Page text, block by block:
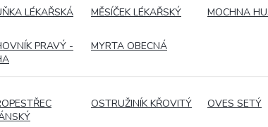
LÉKAŘSKÁ MĚSÍČEK LÉKAŘSKÝ MOCHNA
PRAVÝ -
MYRTA OBECNÁ
OSTRUŽINÍK KŘOVITÝ OVES SETÝ